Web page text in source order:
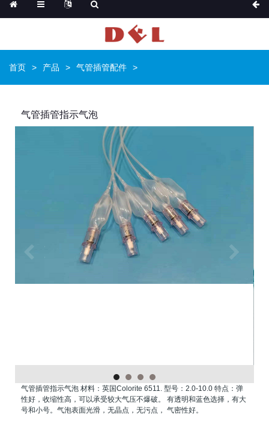
首页 产品 气管插管配件
气管插管指示气泡
气管插管指示气泡 材料：英国Colorite 6511. 型号：2.0-10.0 特点：弹
性好，收缩性高，可以承受较大气压不爆破。 有透明和蓝色选择，有大
号和小号。气泡表面光滑，无晶点，无污点， 气密性好。